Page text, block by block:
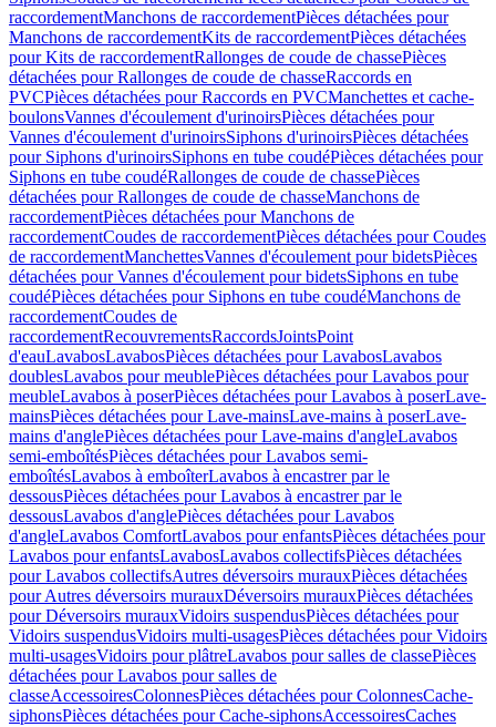
raccordementManchons de raccordementPièces détachées pour
Manchons de raccordementKits de raccordementPièces détachées
pour Kits de raccordementRallonges de coude de chassePièces
détachées pour Rallonges de coude de chasseRaccords en
PVCPièces détachées pour Raccords en PVCManchettes et cache-
boulonsVannes d'écoulement d'urinoirsPièces détachées pour
Vannes d'écoulement d'urinoirsSiphons d'urinoirsPièces détachées
pour Siphons d'urinoirsSiphons en tube coudéPièces détachées pour
Siphons en tube coudéRallonges de coude de chassePièces
détachées pour Rallonges de coude de chasseManchons de
raccordementPièces détachées pour Manchons de
raccordementCoudes de raccordementPièces détachées pour Coudes
de raccordementManchettesVannes d'écoulement pour bidetsPièces
détachées pour Vannes d'écoulement pour bidetsSiphons en tube
coudéPièces détachées pour Siphons en tube coudéManchons de
raccordementCoudes de
raccordementRecouvrementsRaccordsJointsPoint
d'eauLavabosLavabosPièces détachées pour LavabosLavabos
doublesLavabos pour meublePièces détachées pour Lavabos pour
meubleLavabos à poserPièces détachées pour Lavabos à poserLave-
mainsPièces détachées pour Lave-mainsLave-mains à poserLave-
mains d'anglePièces détachées pour Lave-mains d'angleLavabos
semi-emboîtésPièces détachées pour Lavabos semi-
emboîtésLavabos à emboîterLavabos à encastrer par le
dessousPièces détachées pour Lavabos à encastrer par le
dessousLavabos d'anglePièces détachées pour Lavabos
d'angleLavabos ComfortLavabos pour enfantsPièces détachées pour
Lavabos pour enfantsLavabosLavabos collectifsPièces détachées
pour Lavabos collectifsAutres déversoirs murauxPièces détachées
pour Autres déversoirs murauxDéversoirs murauxPièces détachées
pour Déversoirs murauxVidoirs suspendusPièces détachées pour
Vidoirs suspendusVidoirs multi-usagesPièces détachées pour Vidoirs
multi-usagesVidoirs pour plâtreLavabos pour salles de classePièces
détachées pour Lavabos pour salles de
classeAccessoiresColonnesPièces détachées pour ColonnesCache-
siphonsPièces détachées pour Cache-siphonsAccessoiresCaches